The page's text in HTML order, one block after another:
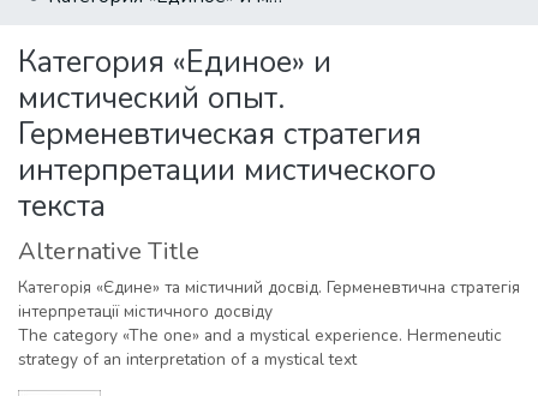
All of DSpace
Statistics
Категория «Единое» и
мистический опыт.
Герменевтическая стратегия
интерпретации мистического
текста
Alternative Title
Категорія «Єдине» та містичний досвід. Герменевтична стратегія
інтерпретації містичного досвіду
The category «The one» and a mystical experience. Hermeneutic
strategy of an interpretation of a mystical text